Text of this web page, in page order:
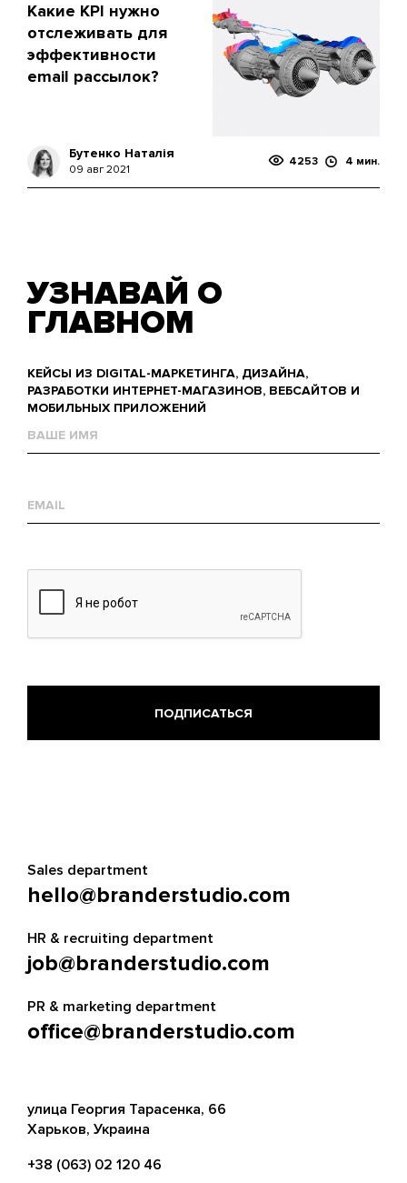
Какие KPI нужно
отслеживать для
эффективности
email рассылок?
Бутенко Наталія
09 авг 2021
4253 4 мин.
УЗНАВАЙ О
ГЛАВНОМ
КЕЙСЫ ИЗ DIGITAL-МАРКЕТИНГА, ДИЗАЙНА,
РАЗРАБОТКИ ИНТЕРНЕТ-МАГАЗИНОВ, ВЕБСАЙТОВ И
МОБИЛЬНЫХ ПРИЛОЖЕНИЙ
mail
Sales department
hello@branderstudio.com
HR & recruiting department
job@branderstudio.com
PR & marketing department
office@branderstudio.com
улица Георгия Тарасенка, 66
Харьков, Украина
+38 (063) 02 120 46